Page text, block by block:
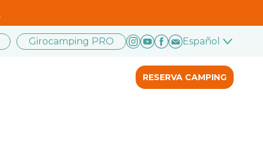
Girocamping PRO Español
RESERVA CAMPING